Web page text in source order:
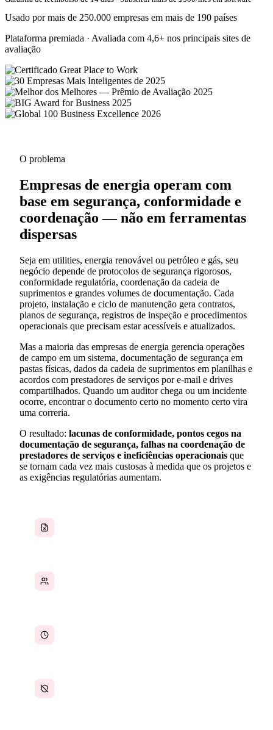
Usado por mais de 250.000 empresas em mais de 190 países
Plataforma premiada · Avaliada com 4,6+ nos principais sites de
avaliação
O problema
Empresas de energia operam com
base em segurança, conformidade e
coordenação — não em ferramentas
dispersas
Seja em utilities, energia renovável ou petróleo e gás, seu
negócio depende de protocolos de segurança rigorosos,
conformidade regulatória, coordenação da cadeia de
suprimentos e grandes volumes de documentação. Cada
projeto, instalação e ciclo de manutenção gera contratos,
planos de segurança, registros de inspeção e procedimentos
operacionais que precisam estar acessíveis e atualizados.
Mas a maioria das empresas de energia gerencia operações
de campo em um sistema, documentação de segurança em
pastas físicas, dados da cadeia de suprimentos em planilhas e
acordos com prestadores de serviços por e-mail e drives
compartilhados. Quando um auditor chega ou um incidente
ocorre, encontrar o documento certo no momento certo vira
uma correria.
O resultado: lacunas de conformidade, pontos cegos na
documentação de segurança, falhas na coordenação de
prestadores de serviços e ineficiências operacionais que
se tornam cada vez mais custosas à medida que os projetos e
as exigências regulatórias aumentam.